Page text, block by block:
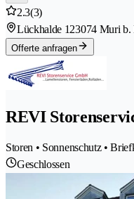
2.3(3)
Lückhalde 123074 Muri b.
Offerte anfragen
REVI
Storen • Sonnenschutz •
Geschlossen